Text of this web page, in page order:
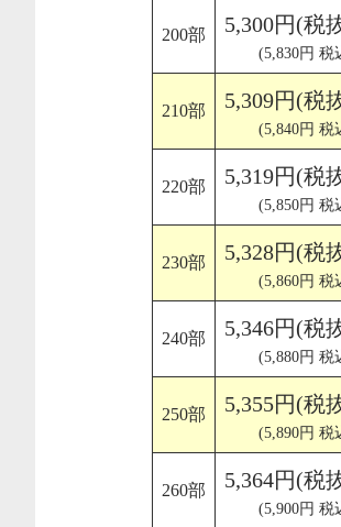
200部 5,300円(税
(5,830円 税
210部 5,309円(税
(5,840円 税
220部 5,319円(税
(5,850円 税
230部 5,328円(税
(5,860円 税
240部 5,346円(税
(5,880円 税
250部 5,355円(税
(5,890円 税
260部 5,364円(税
(5,900円 税